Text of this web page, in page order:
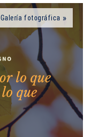
Galería fotográfica